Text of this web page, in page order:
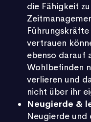
die Fähigkeit
Führungskräfte
vertrauen
ebenso darauf
Wohlbefinden
verlieren und
nicht über ihr
Neugierde &
Neugierde